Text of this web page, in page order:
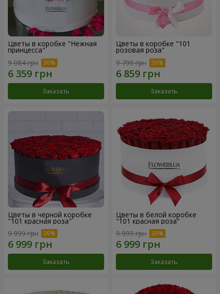
Цветы в коробке "Нежная
принцесса"
9 084 грн
Заказать
Цветы в коробке "101
розовая роза"
9 799 грн
Заказать
Цветы в чёрной коробке
"101 красная роза"
9 999 грн
Заказать
Цветы в белой коробке
"101 красная роза"
9 999 грн
Заказать